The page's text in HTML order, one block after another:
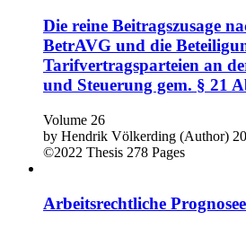
Die reine Beitragszusage
BetrAVG und die
Tarifvertragsparteien an
und Steuerung gem. § 21
Volume 26
by Hendrik Völkerding (Author)
©2022 Thesis 278 Pages
Arbeitsrechtliche